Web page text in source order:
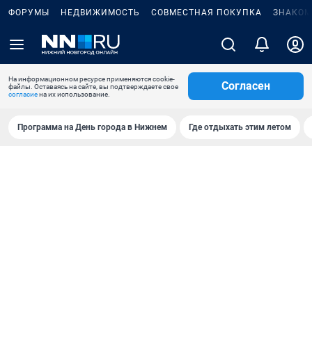
ФОРУМЫ НЕДВИЖИМОСТЬ СОВМЕСТНАЯ ПОКУПКА
На информационном ресурсе применяются cookie-
файлы. Оставаясь на сайте, вы подтверждаете свое
согласиена их использование.
Согласен
Программа на День города в Нижнем Где отдыхать этим летом